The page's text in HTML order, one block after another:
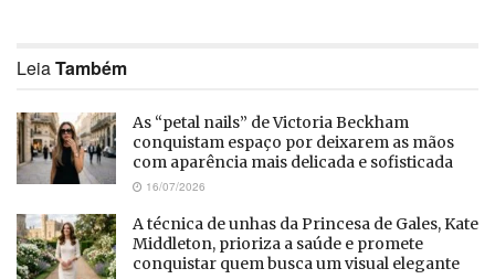
LeiaTambém
As “petal nails” de Victoria Beckham
conquistam espaço por deixarem as mãos
com aparência mais delicada e sofisticada
16/07/2026
A técnica de unhas da Princesa de Gales, Kate
Middleton, prioriza a saúde e promete
conquistar quem busca um visual elegante